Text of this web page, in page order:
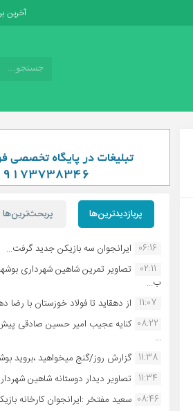
آخرین
پربازدیدترین‌ها پربحث‌ترین‌ها
06:16 ایرانجوان سه بازیکن جدید گرفت...
02:11
تصاویر تمرین شاهین شهردارى
ب...
11:07 از دهقاید تا فولاد خوزستان با رضا
08:22 کنایه عجیب امیر حسین صادقی
...
11:38 گزارش روز/گنج میخواهید ،بروید
11:34 تصاویر دیدار دوستانه شاهین
08:46 سعید مفتخر :ایرانجوان کارخانه